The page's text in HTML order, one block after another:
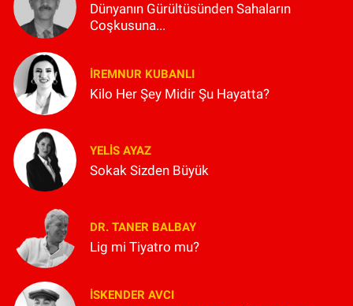
Dünyanın Gürültüsünden Sahaların
Coşkusuna...
İREMNUR KUBANLI
Kilo Her Şey Midir Şu Hayatta?
YELIS AYAZ
Sokak Sizden Büyük
DR. TANER BALBAY
Lig mi Tiyatro mu?
İSKENDER AVCI